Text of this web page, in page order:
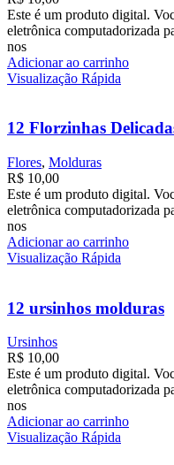
Este é um produto digital.
eletrônica computadorizada
nos
Adicionar ao carrinho
Visualização Rápida
12 Florzinhas
Flores, Molduras
R$ 10,00
Este é um produto digital.
eletrônica computadorizada
nos
Adicionar ao carrinho
Visualização Rápida
12 ursinhos molduras
Ursinhos
R$ 10,00
Este é um produto digital.
eletrônica computadorizada
nos
Adicionar ao carrinho
Visualização Rápida